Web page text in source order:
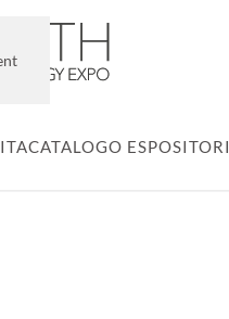
CATALOGO ESPOSITORI